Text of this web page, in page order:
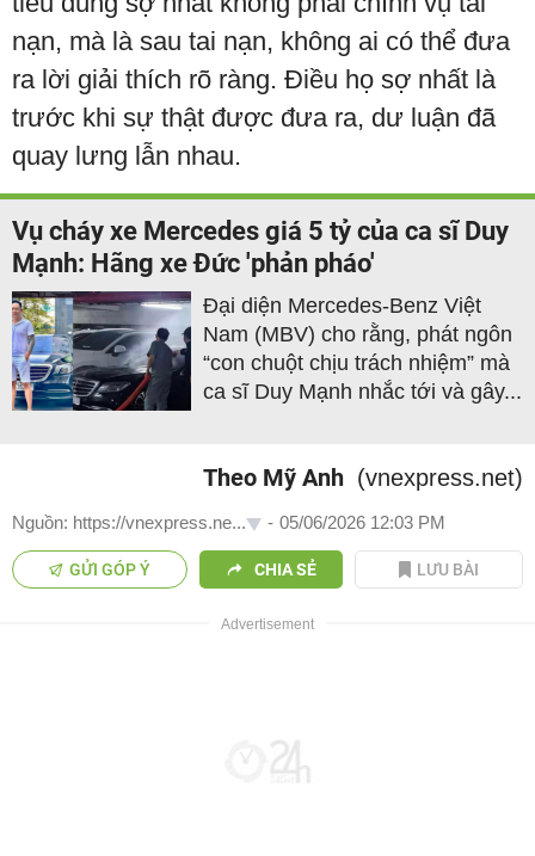
nạn, mà là sau tai nạn, không ai có thể đưa
ra lời giải thích rõ ràng. Điều họ sợ nhất là
trước khi sự thật được đưa ra, dư luận đã
quay lưng lẫn nhau.
Vụ cháy xe Mercedes giá 5 tỷ của ca sĩ Duy
Mạnh: Hãng xe Đức 'phản pháo'
Đại diện Mercedes-Benz Việt
Nam (MBV) cho rằng, phát ngôn
“con chuột chịu trách nhiệm” mà
ca sĩ Duy Mạnh nhắc tới và gây...
Theo Mỹ Anh (vnexpress.net)
Nguồn: https://vnexpress.ne... - 05/06/2026 12:03 PM
GỬI GÓP Ý CHIA SẺ LƯU BÀI